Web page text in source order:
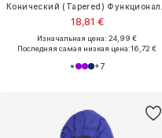
18,81 €
Изначальная цена: 24,99 €
Последняя самая низкая цена:16,72 €
+7